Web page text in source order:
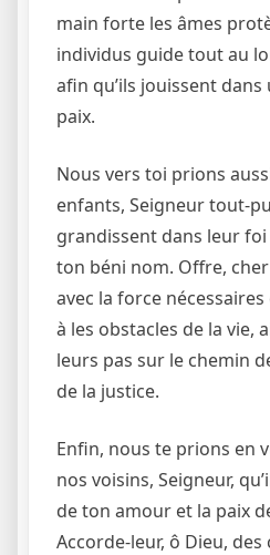
main forte les âmes
individus guide tout au
afin qu’ils jouissent
paix.
Nous vers toi prions
enfants, Seigneur tout-
grandissent dans leur foi
ton béni nom. Offre,
avec la force
à les obstacles de la vie,
leurs pas sur le chemin
de la justice.
Enfin, nous te prions en
nos voisins, Seigneur,
de ton amour et la paix
Accorde-leur, ô Dieu,